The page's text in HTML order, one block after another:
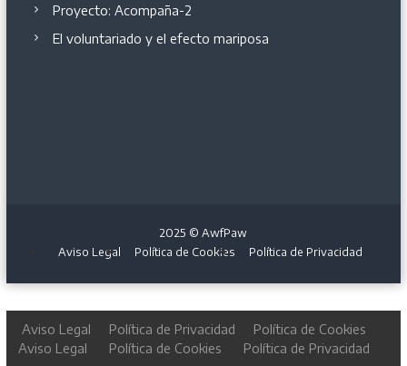
Proyecto: Acompaña-2
El voluntariado y el efecto mariposa
2025 © AwfPaw
Aviso Legal
Política de Cookies Política de Privacidad
Aviso Legal Política de Privacidad
Política de Cookies
Aviso Legal
Política de Cookies Política de Privacidad